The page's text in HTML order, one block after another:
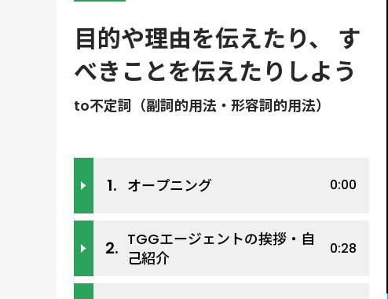
目的や理由を伝えたり、 す
べきことを伝えたりしよう
to不定詞（副詞的用法・形容詞的用法）
1. オープニング 0:00
2. TGGエージェントの挨拶・自
己紹介
0:28